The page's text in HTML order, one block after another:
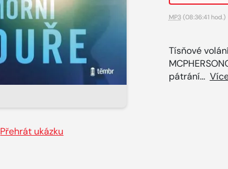
Přehrát ukázku
MP3(08:36:41 hod.)
Tísňové
pátrání...